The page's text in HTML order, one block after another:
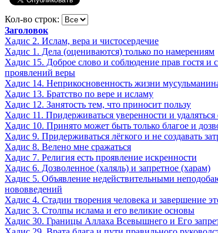
Кол-во строк:
Заголовок
Хадис 2. Ислам, вера и чистосердечие
Хадис 1. Дела (оцениваются) только по намерениям
Хадис 15. Доброе слово и соблюдение прав гостя и
проявлений веры
Хадис 14. Неприкосновенность жизни
Хадис 13. Братство по вере и исламу
Хадис 12. Занятость тем, что приносит пользу
Хадис 11. Придерживаться уверенности и
Хадис 10. Принято может быть только благое и
Хадис 9. Придерживаться лёгкого и не создавать
Хадис 8. Велено мне сражаться
Хадис 7. Религия есть проявление искренности
Хадис 6. Дозволенное (халяль) и запретное (харам)
Хадис 5. Объявление недействительными
нововведений
Хадис 4. Стадии творения человека и завершение
Хадис 3. Столпы ислама и его великие основы
Хадис 30. Границы Аллаха Всевышнего и Его